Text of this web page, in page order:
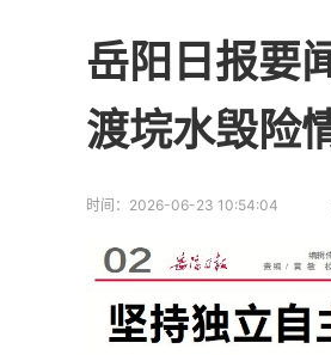
岳阳日报要
渡垸水毁险
时间： 2026-06-23 10:54:04